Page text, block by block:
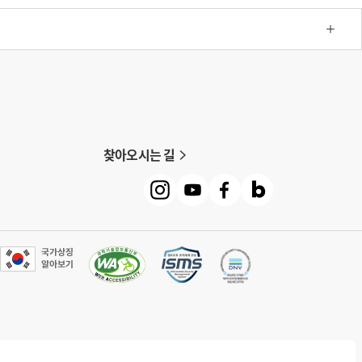
찾아오시는 길